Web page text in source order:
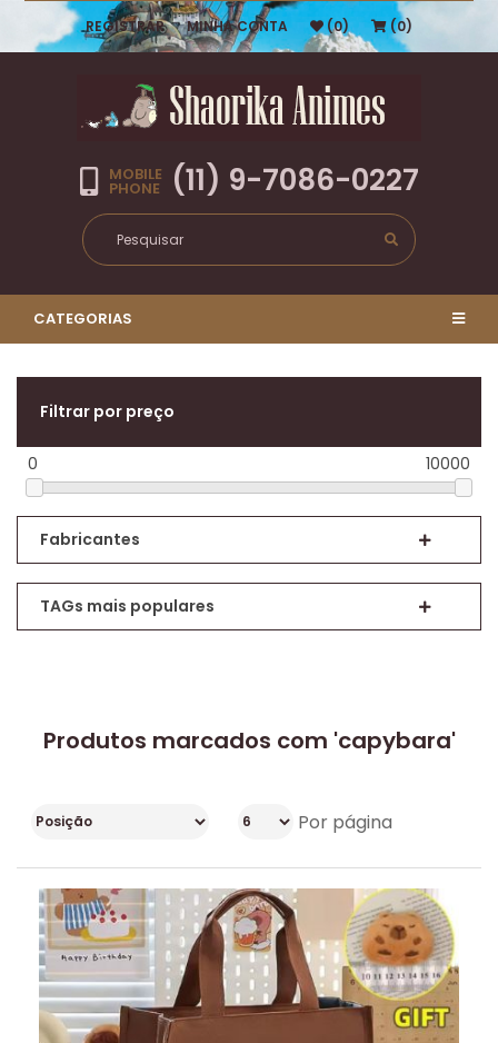
REGISTRAR MINHA CONTA (0) (0)
MOBILE
PHONE (11) 9-7086-0227
CATEGORIAS
Filtrar por preço
0 10000
Fabricantes
TAGs mais populares
Produtos marcados com 'capybara'
Por página